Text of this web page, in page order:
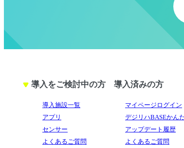
導入をご検討中の方
導入施設一覧
アプリ
センサー
よくあるご質問
導入済みの方
マイページログイン
デジリハBASEかん
アップデート履歴
よくあるご質問